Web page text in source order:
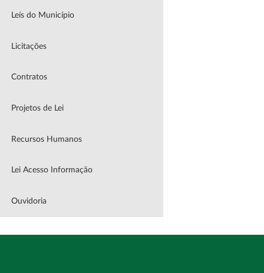
Leís do Município
Licitações
Contratos
Projetos de Lei
Recursos Humanos
Lei Acesso Informação
Ouvidoria